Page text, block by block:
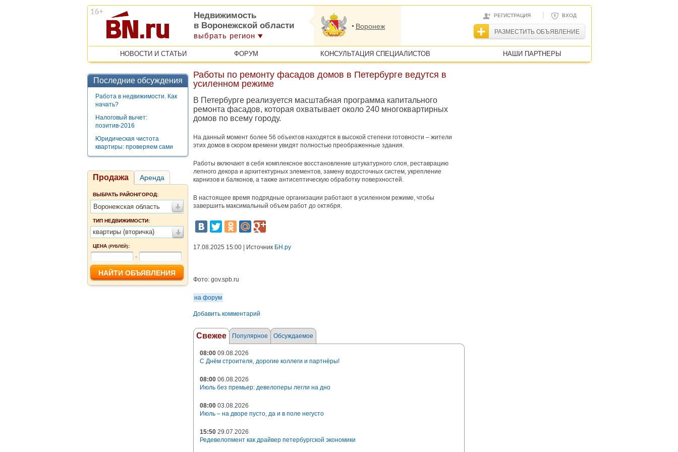
РЕГИСТРАЦИЯ | ВХОД
РАЗМЕСТИТЬ ОБЪЯВЛЕНИЕ
Недвижимость
в Воронежской области
выбрать регион
Воронеж
НОВОСТИ И СТАТЬИ ФОРУМ КОНСУЛЬТАЦИЯ СПЕЦИАЛИСТОВ НАШИ ПАРТНЕРЫ
Последние обсуждения
Работа в недвижимости. Как
начать?
Налоговый вычет:
позитив-2016
Юридическая чистота
квартиры: проверяем сами
Продажа Аренда
ВЫБРАТЬ РАЙОН/ГОРОД:
Воронежская область
ТИП НЕДВИЖИМОСТИ:
квартиры (вторичка)
ЦЕНА (РУБЛЕЙ):
-
Работы по ремонту фасадов домов в Петербурге ведутся в
усиленном режиме
В Петербурге реализуется масштабная программа капитального
ремонта фасадов, которая охватывает около 240 многоквартирных
домов по всему городу.
На данный момент более 56 объектов находятся в высокой степени готовности – жители
этих домов в скором времени увидят полностью преображенные здания.
Работы включают в себя комплексное восстановление штукатурного слоя, реставрацию
лепного декора и архитектурных элементов, замену водосточных систем, укрепление
карнизов и балконов, а также антисептическую обработку поверхностей.
В настоящее время подрядные организации работают в усиленном режиме, чтобы
завершить максимальный объем работ до октября.
17.08.2025 15:00 | Источник БН.ру
Фото: gov.spb.ru
на форум
Добавить комментарий
Свежее Популярное Обсуждаемое
08:00 09.08.2026
С Днём строителя, дорогие коллеги и партнёры!
08:00 06.08.2026
Июль без премьер: девелоперы легли на дно
08:00 03.08.2026
Июль – на дворе пусто, да и в поле негусто
15:50 29.07.2026
Редевелопмент как драйвер петербургской экономики